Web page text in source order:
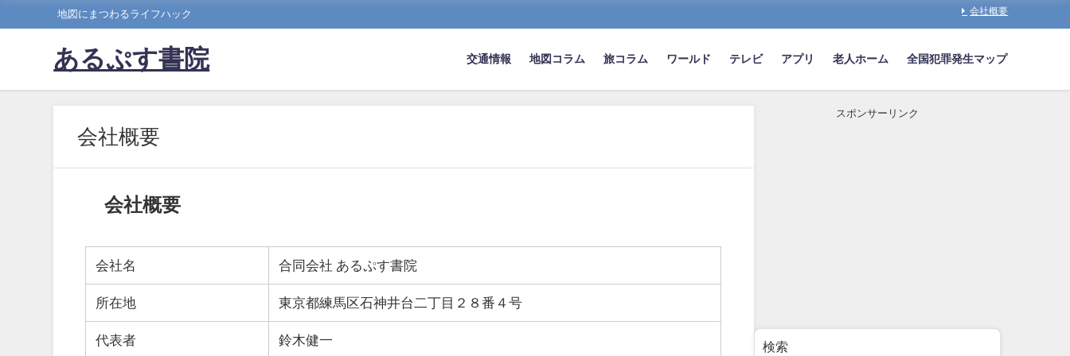
地図にまつわるライフハック 会社概要
あるぷす書院 交通情報 地図コラム 旅コラム ワールド テレビ アプリ 老人ホーム 全国犯罪発生マップ
会社概要
会社概要
会社名 合同会社 あるぷす書院
所在地 東京都練馬区石神井台二丁目２８番４号
代表者 鈴木健一
スポンサーリンク
検索